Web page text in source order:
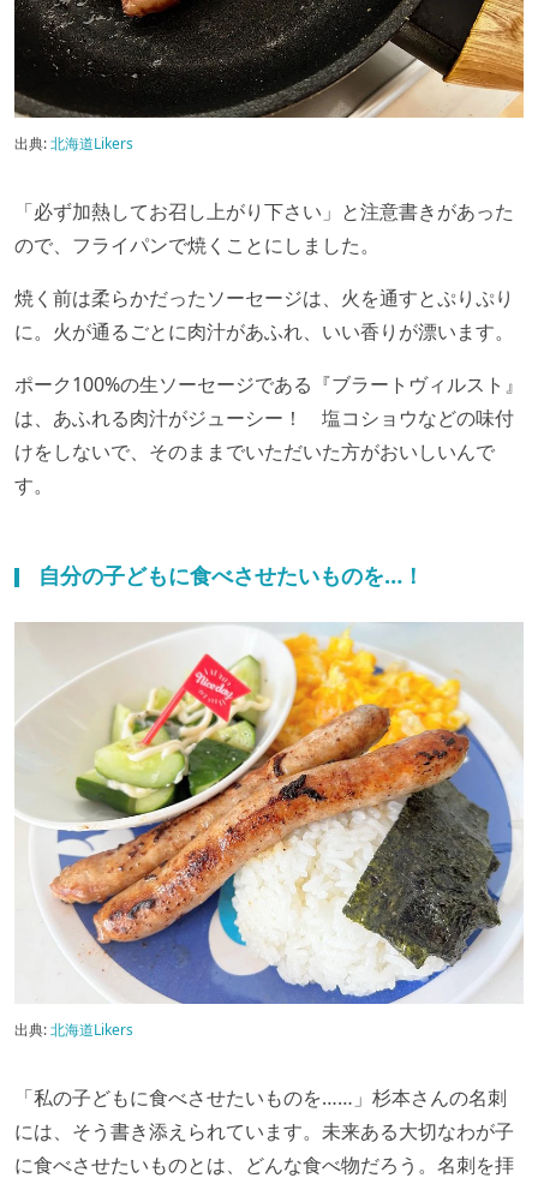
出典:北海道Likers
「必ず加熱してお召し上がり下さい」と注意書きがあった
ので、フライパンで焼くことにしました。
焼く前は柔らかだったソーセージは、火を通すとぷりぷり
に。火が通るごとに肉汁があふれ、いい香りが漂います。
ポーク100%の生ソーセージである『ブラートヴィルスト』
は、あふれる肉汁がジューシー！ 塩コショウなどの味付
けをしないで、そのままでいただいた方がおいしいんで
す。
自分の子どもに食べさせたいものを…！
出典:北海道Likers
「私の子どもに食べさせたいものを……」杉本さんの名刺
には、そう書き添えられています。未来ある大切なわが子
に食べさせたいものとは、どんな食べ物だろう。名刺を拝